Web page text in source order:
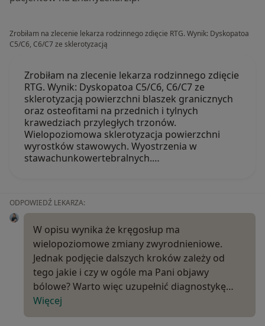
Zrobiłam na zlecenie lekarza rodzinnego zdięcie RTG. Wynik: Dyskopatoa
C5/C6, C6/C7 ze sklerotyzacją
Zrobiłam na zlecenie lekarza rodzinnego zdięcie
RTG. Wynik: Dyskopatoa C5/C6, C6/C7 ze
sklerotyzacją powierzchni blaszek granicznych
oraz osteofitami na przednich i tylnych
krawedziach przyległych trzonów.
Wielopoziomowa sklerotyzacja powierzchni
wyrostków stawowych. Wyostrzenia w
stawachunkowertebralnych.…
ODPOWIEDŹ LEKARZA:
W opisu wynika że kręgosłup ma
wielopoziomowe zmiany zwyrodnieniowe.
Jednak podjęcie dalszych kroków zależy od
tego jakie i czy w ogóle ma Pani objawy
bólowe? Warto więc uzupełnić diagnostykę…
Więcej